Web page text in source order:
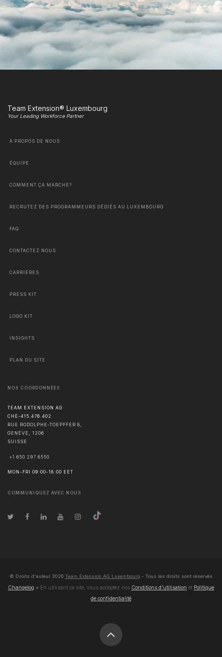
Team Extension® Luxembourg
Your Leading Workforce Partner
À PROPOS DE NOUS
ÉQUIPE
COMMENT ÇA MARCHE?
RECRUTEZ DES PROGRAMMEURS DÉDIÉS AU LUXEMBOURG
FAQ
CONTACTEZ NOUS
CARRIÈRES
PRESS KIT
LOGO KIT
INSIGHTS
PLAN DU SITE
NOS COORDONNÉES
TEAM EXTENSION AG
CHE-415.476.402
RUE RODOLPHE-TOEPFFER 8,
GENÈVE
1206
SUISSE
+1 650 297 6550
MON-FRI 09:00-18:00 EET
COMMUNIQUEZ AVEC NOUS
© Droits d'auteur 2026 Team Extension AG Luxembourg - Tous les droits sont réservés
Changelog ● En utilisant ce site, vous acceptez nos Conditions d'utilisation et Politique
de confidentialité